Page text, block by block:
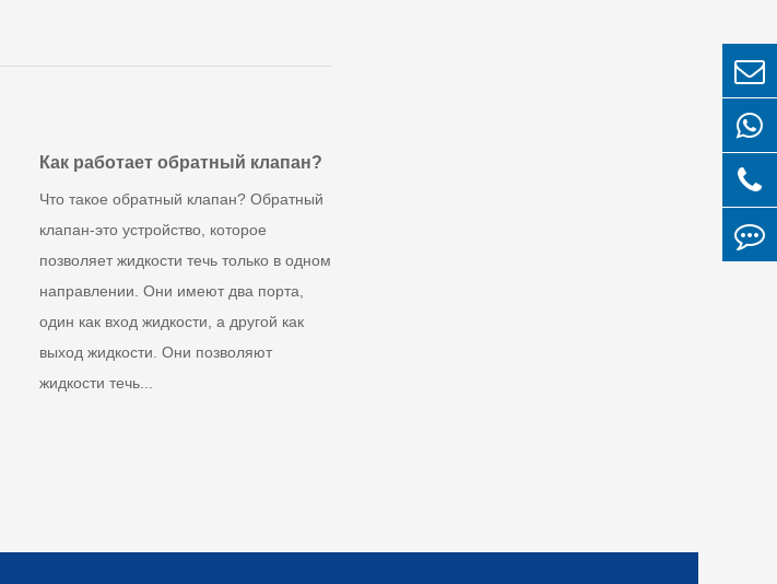
Как работает обратный клапан?
Что такое обратный клапан? Обратный
клапан-это устройство, которое
позволяет жидкости течь только в одном
направлении. Они имеют два порта,
один как вход жидкости, а другой как
выход жидкости. Они позволяют
жидкости течь...